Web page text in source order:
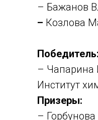
– Бажанов
– Козлова
Победитель:
– Чапарина
Институт
Призеры:
–